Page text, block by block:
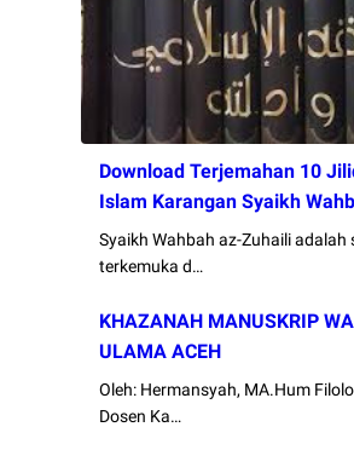
Download Terjemahan 10
Islam Karangan Syaikh
Syaikh Wahbah az-Zuhaili adalah
terkemuka d…
KHAZANAH MANUSKRIP
ULAMA ACEH
Oleh: Hermansyah, MA.Hum
Dosen Ka…